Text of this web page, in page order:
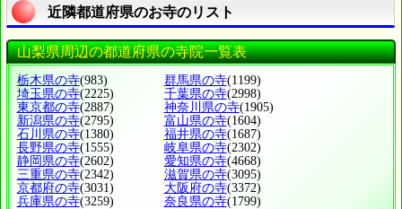
近隣都道府県のお寺のリスト
山梨県周辺の都道府県の寺院一覧表
栃木県の寺(983) 群馬県の寺(1199)
埼玉県の寺(2225) 千葉県の寺(2998)
東京都の寺(2887) 神奈川県の寺(1905)
新潟県の寺(2795) 富山県の寺(1604)
石川県の寺(1380) 福井県の寺(1687)
長野県の寺(1555) 岐阜県の寺(2302)
静岡県の寺(2602) 愛知県の寺(4668)
三重県の寺(2342) 滋賀県の寺(3095)
京都府の寺(3031) 大阪府の寺(3372)
兵庫県の寺(3259) 奈良県の寺(1799)